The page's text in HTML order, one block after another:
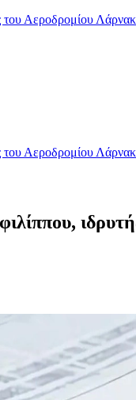
του Αεροδρομίου
του Αεροδρομίου